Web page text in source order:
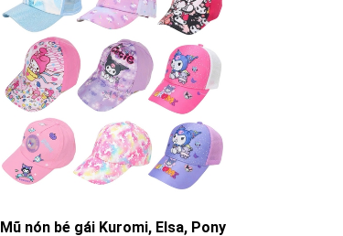
Mũ nón bé gái Kuromi, Elsa, Pony